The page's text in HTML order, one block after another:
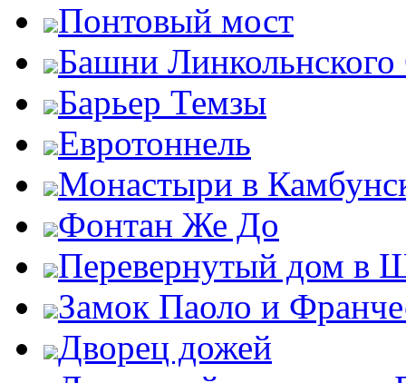
Понтовый мост
Башни
Барьер Темзы
Евротоннель
Монастыри в
Фонтан Же До
Перевернутый дом в
Замок Паоло и
Дворец дожей